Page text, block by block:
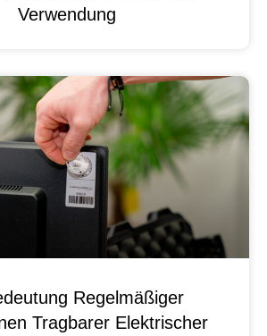
Verwendung
Regelmäßiger
Tragbarer Elektrischer